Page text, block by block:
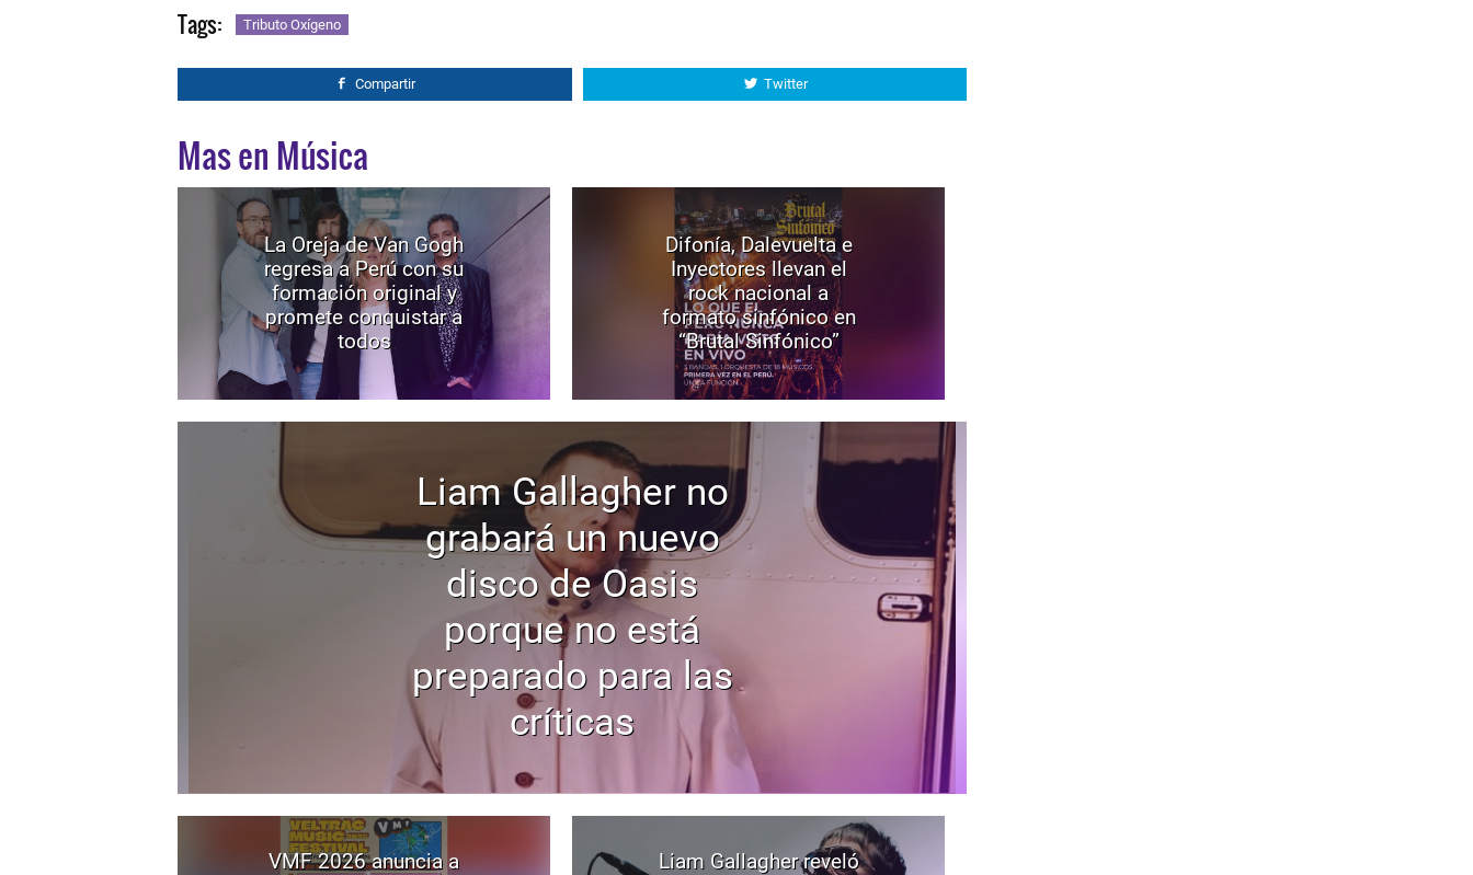
Tags: Tributo Oxígeno
Compartir Twitter
Mas en Música
La Oreja de Van Gogh
regresa a Perú con su
formación original y
promete conquistar a
todos
Difonía, Dalevuelta e
Inyectores llevan el
rock nacional a
formato sinfónico en
“Brutal Sinfónico”
Liam Gallagher no
grabará un nuevo
disco de Oasis
porque no está
preparado para las
críticas
VMF 2026 anuncia a
Liam Gallagher reveló